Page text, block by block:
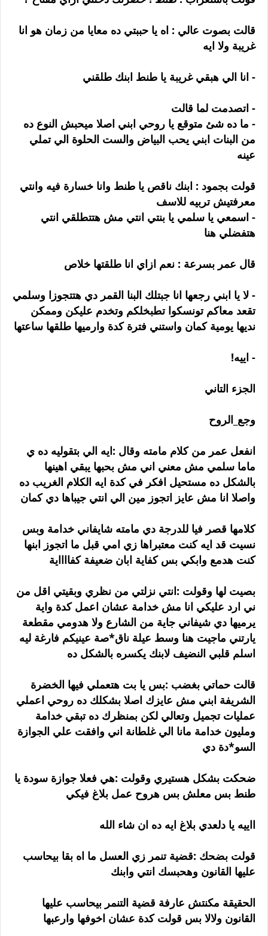
قالت بصوت عالي : اه يا حببتي ده معايا من زمان هو انا
غريبة ولا ايه
- انا الي هبقي غريبة يا طنط ابنك طلقني
- اتصدمت لما قالت
- ما ده شئ متوقع يا روحي ابني اصلا ميحبش النوع ده
من البنات ابني يحب البياض والست الحلوة الي تملي
عينه
قولت بجمود : ابنك ناقص يا طنط وانا خسارة فيه وانتي
معرفتيش تربيه للاسف
- اسمعي يا سلمي يا بنتي انتي مش هتتطلقي انتي
هتفضلي هنا
قال عمر بسرعة : نعم ازاي انا طلقتها خلاص
- لا يا ابني رجعها انا جبتلك البنا القمر دي هتتجوزا وسلمي
تقعد معاكم تونسكوا تطبخلكم وتخدم عليكن وممكن
نديها يومية كمان واستني فترة كدة وارميها طلقها ساعتها
- اييه!
الجزء التاني
وجع_الروح
انفعل عمر من كلام مامته وقال :ايه الي بتقوليه ده ي
ماما سلمي مش معني اني مش بحبها يبقي اهينها
بالشكل ده مستحيل افكر في كدة ايه الكلام الغريب ده
واصلا انا مش عايز اتجوز مين الي انتي جيباها دي كمان
كلامها قصر فيا للدرجة دي مامته شايفاني خدامة وبس
نسيت قد ايه كنت معتبراها زي امي قبل ما اتجوز ابنها
كنت هدمع وابكي بس كفاية ابان ضعيفة كفااااية
بصيت لها وقولت :انتي نزلتي من نظري وبقيتي اقل من
ني ارد عليكي انا مش خدامة عشان اعمل كدة واية
يرميها دي شيفاني جاية من الشارع ولا هدومي مقطعة
يارتني ماجيت هنا وسط عيلة ناق*صة عينيكم فارغة ليه
اسلم قلبي النضيف لابنك يكسره بالشكل ده
قالت حماتي بغضب :بس يا بت هتعملي فيها الخضرة
الشريفة ابني مش عايزك اصلا بشكلك ده روحي اعملي
عمليات تجميل وتعالي لكن بمنظرك ده تبقي خدامة
ومليون خدامة مانا الي غلطانة اني وافقت علي الجوازة
السو*دة دي
ضحكت بشكل هستيري وقولت :هي فعلا جوازة سودة يا
طنط بس معلش بس هروح عمل بلاغ فيكي
ااييه يا دلعدي بلاغ ايه ده ان شاء الله
قولت بضحك :قضية تنمر زي العسل ما اه بقا بيحاسب
عليها القانون وهحبسك انتي وابنك
الحقيقة مكنتش عارفة قضية التنمر بيحاسب عليها
القانون ولالا بس قولت كدة عشان اخوفها وارعبها